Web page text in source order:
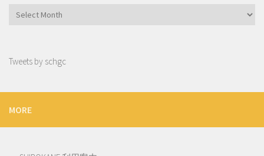
Archives
Tweets by schgc
MORE